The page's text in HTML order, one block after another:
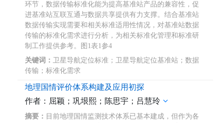
环节，数据传输标准化能为提高基准站产品的兼容性，促
进基准站互联互通与数据共享提供有力支撑。结合基准站
数据传输实现需要和相关标准适用性情况，对基准站数据
传输的标准化需求进行分析，为相关标准化管理和标准研
制工作提供参考。图1表1参4
关键词： 卫星导航定位标准；卫星导航定位基准站；数据
传输；标准化需求
地理国情评价体系构建及应用初探
作者：屈颖；巩垠熙；陈思宇；吕慧玲
摘要： 目前地理国情监测技术体系已基本建成，但作为各